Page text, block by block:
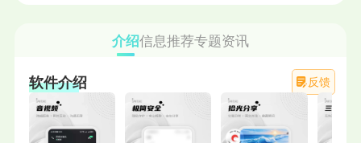
介绍信息推荐专题资讯
反馈
软件介绍